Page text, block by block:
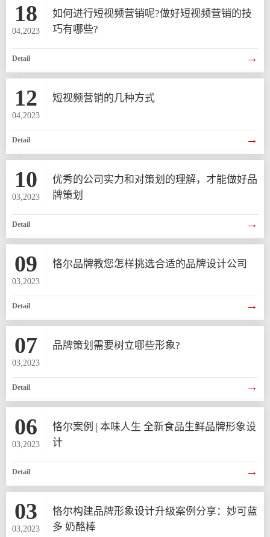
18
04,2023
如何进行短视频营销呢?做好短视频营销的技
巧有哪些?
Detail →
12
04,2023
短视频营销的几种方式
Detail →
10
03,2023
优秀的公司实力和对策划的理解，才能做好品
牌策划
Detail →
09
03,2023
恪尔品牌教您怎样挑选合适的品牌设计公司
Detail →
07
03,2023
品牌策划需要树立哪些形象?
Detail →
06
03,2023
恪尔案例 | 本味人生 全新食品生鲜品牌形象设
计
Detail →
03
03,2023
恪尔构建品牌形象设计升级案例分享：妙可蓝
多 奶酪棒